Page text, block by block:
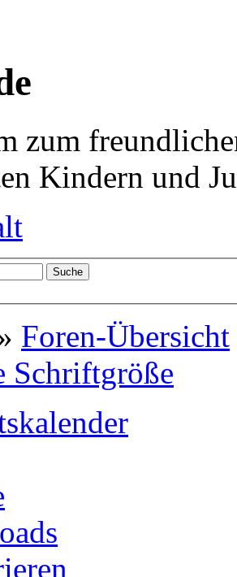
zum
Kindern und
Foren-Übersicht
Schriftgröße